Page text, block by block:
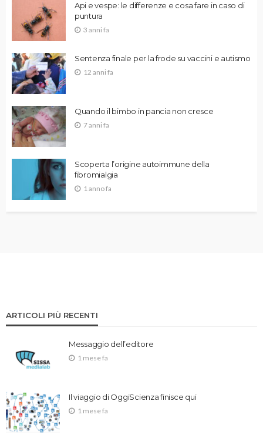
Api e vespe: le differenze e cosa fare in caso di
puntura
3 anni fa
Sentenza finale per la frode su vaccini e autismo
12 anni fa
Quando il bimbo in pancia non cresce
7 anni fa
Scoperta l’origine autoimmune della
fibromialgia
1 anno fa
ARTICOLI PIÙ RECENTI
Messaggio dell’editore
1 mese fa
Il viaggio di OggiScienza finisce qui
1 mese fa